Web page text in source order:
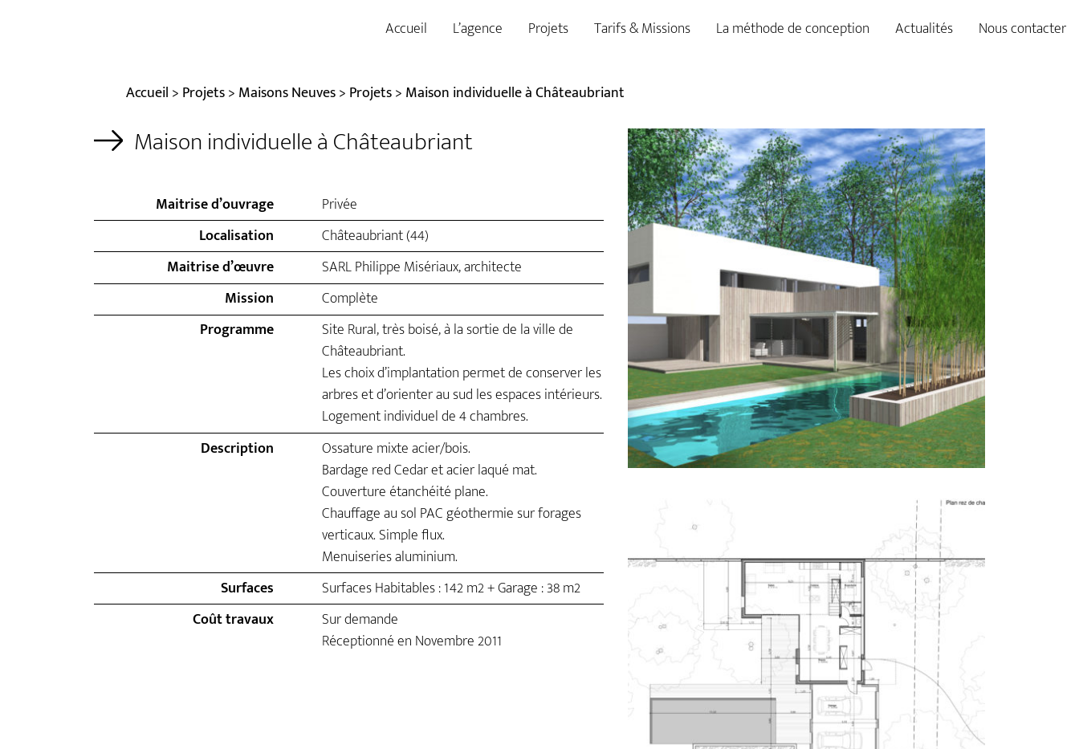
Accueil L’agence Projets Tarifs & Missions La méthode de conception Actualités Nous contacter
Accueil > Projets> Maisons Neuves> Projets> Maison individuelle à Châteaubriant
Maison individuelle à Châteaubriant
Maitrise d’ouvrage
Privée
Localisation
Châteaubriant (44)
Maitrise d’œuvre
SARL Philippe Misériaux, architecte
Mission
Complète
Programme
Site Rural, très boisé, à la sortie de la ville de
Châteaubriant.
Les choix d’implantation permet de conserver les
arbres et d’orienter au sud les espaces intérieurs.
Logement individuel de 4 chambres.
Description
Ossature mixte acier/bois.
Bardage red Cedar et acier laqué mat.
Couverture étanchéité plane.
Chauffage au sol PAC géothermie sur forages
verticaux. Simple flux.
Menuiseries aluminium.
Surfaces
Surfaces Habitables : 142 m2 + Garage : 38 m2
Coût travaux
Sur demande
Réceptionné en Novembre 2011